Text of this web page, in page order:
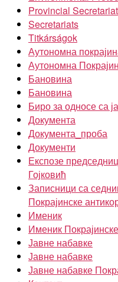
Provincial
Secretariats
Titkárságok
Аутономна
Аутономна
Бановина
Бановина
Биро за односе са
Документа
Документа_проба
Документи
Експозе
Гојковић
Записници са
Покрајинске
Именик
Именик
Јавне набавке
Јавне набавке
Јавне набавке